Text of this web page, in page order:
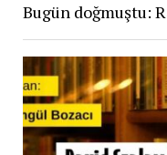
Bugün doğmuştu: